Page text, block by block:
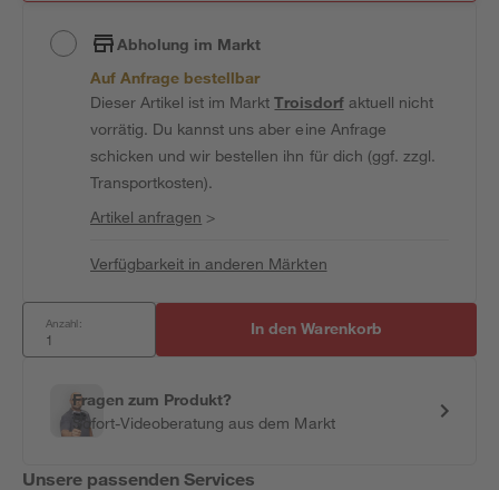
Abholung im Markt
Auf Anfrage bestellbar
Dieser Artikel ist im MarktTroisdorfaktuell nicht
vorrätig. Du kannst uns aber eine Anfrage
schicken und wir bestellen ihn für dich (ggf. zzgl.
Transportkosten).
Artikel anfragen >
Verfügbarkeit in anderen Märkten
Anzahl: In den Warenkorb
Fragen zum Produkt?
Sofort-Videoberatung aus dem Markt
Unsere passenden Services